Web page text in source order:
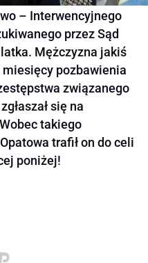
– Interwencyjnego
przez Sąd
Mężczyzna jakiś
miesięcy pozbawienia
związanego
się na
takiego
trafił on do celi
poniżej!